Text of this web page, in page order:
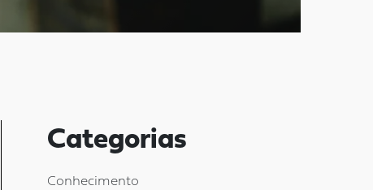
Categorias
Conhecimento